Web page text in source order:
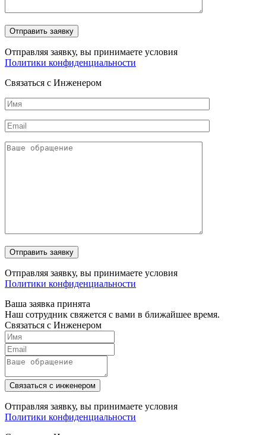
Отправляя заявку, вы принимаете условия
Политики конфиденциальности
Связаться с Инженером
Отправляя заявку, вы принимаете условия
Политики конфиденциальности
Ваша заявка принята
Наш сотрудник свяжется с вами в ближайшее время.
Связаться с Инженером
Связаться с инженером
Отправляя заявку, вы принимаете условия
Политики конфиденциальности